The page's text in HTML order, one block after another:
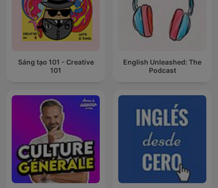
Sáng tạo 101 - Creative
101
English Unleashed: The
Podcast